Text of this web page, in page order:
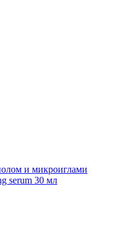
и микроиглами
serum 30 мл